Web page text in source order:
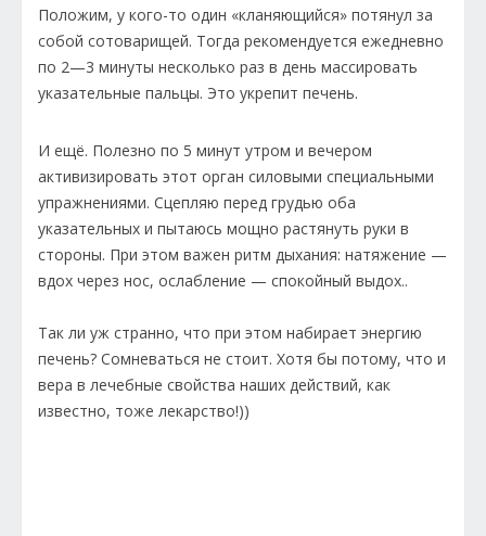
Положим, у кого-то один «кланяющийся» потянул за
собой сотоварищей. Тогда рекомендуется ежедневно
по 2—3 минуты несколько раз в день массировать
указательные пальцы. Это укрепит печень.
И ещё. Полезно по 5 минут утром и вечером
активизировать этот орган силовыми специальными
упражнениями. Сцепляю перед грудью оба
указательных и пытаюсь мощно растянуть руки в
стороны. При этом важен ритм дыхания: натяжение —
вдох через нос, ослабление — спокойный выдох..
Так ли уж странно, что при этом набирает энергию
печень? Сомневаться не стоит. Хотя бы потому, что и
вера в лечебные свойства наших действий, как
известно, тоже лекарство!))